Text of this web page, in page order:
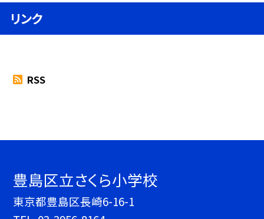
リンク
RSS
豊島区立さくら小学校
東京都豊島区長崎6-16-1